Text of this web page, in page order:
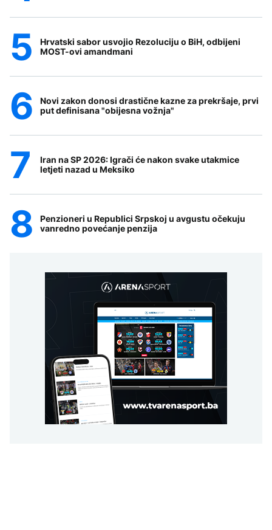
Hrvatski sabor usvojio Rezoluciju o BiH, odbijeni
MOST-ovi amandmani
Novi zakon donosi drastične kazne za prekršaje, prvi
put definisana "obijesna vožnja"
Iran na SP 2026: Igrači će nakon svake utakmice
letjeti nazad u Meksiko
Penzioneri u Republici Srpskoj u avgustu očekuju
vanredno povećanje penzija